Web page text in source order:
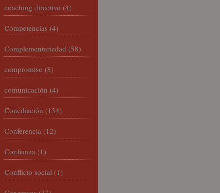
coaching directivo (4)
Competencias (4)
Complementariedad (58)
compromiso (8)
comunicación (4)
Conciliación (134)
Conferencia (12)
Confianza (1)
Conflicto social (1)